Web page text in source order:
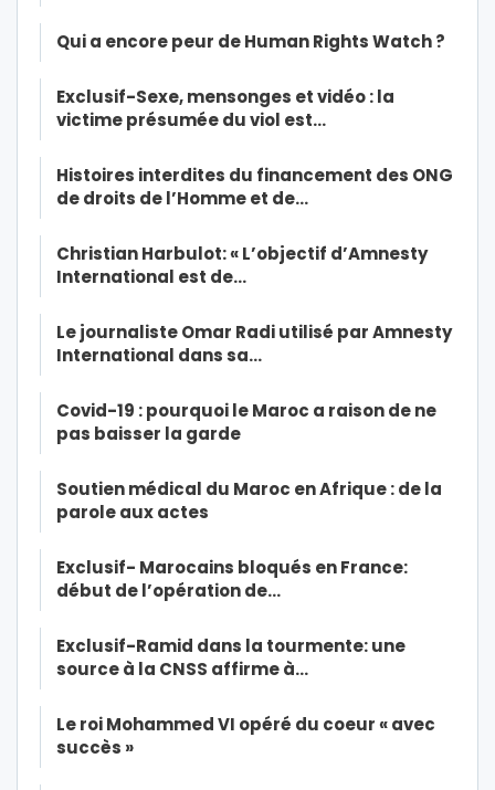
Qui a encore peur de Human Rights Watch ?
Exclusif-Sexe, mensonges et vidéo : la
victime présumée du viol est…
Histoires interdites du financement des ONG
de droits de l’Homme et de…
Christian Harbulot: « L’objectif d’Amnesty
International est de…
Le journaliste Omar Radi utilisé par Amnesty
International dans sa…
Covid-19 : pourquoi le Maroc a raison de ne
pas baisser la garde
Soutien médical du Maroc en Afrique : de la
parole aux actes
Exclusif- Marocains bloqués en France:
début de l’opération de…
Exclusif-Ramid dans la tourmente: une
source à la CNSS affirme à…
Le roi Mohammed VI opéré du coeur « avec
succès »